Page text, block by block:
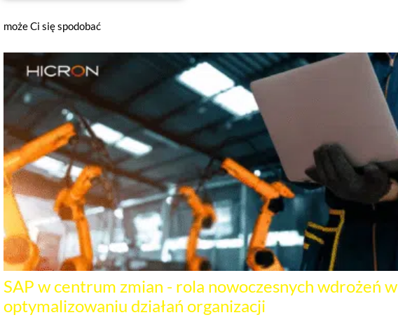
może Ci się spodobać
SAP w centrum zmian - rola nowoczesnych wdrożeń w
optymalizowaniu działań organizacji